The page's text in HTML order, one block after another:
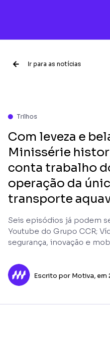
Ir para as notícias
Trilhos
Com leveza e
Minissérie
conta trabalho
operação da
transporte
Seis episódios já podem
Youtube do Grupo CCR;
segurança, inovação e
Escrito por Motiva,em